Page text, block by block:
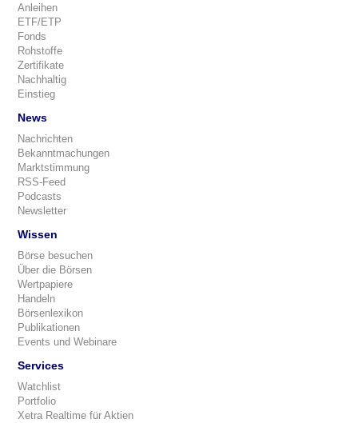
Anleihen
ETF/ETP
Fonds
Rohstoffe
Zertifikate
Nachhaltig
Einstieg
News
Nachrichten
Bekanntmachungen
Marktstimmung
RSS-Feed
Podcasts
Newsletter
Wissen
Börse besuchen
Über die Börsen
Wertpapiere
Handeln
Börsenlexikon
Publikationen
Events und Webinare
Services
Watchlist
Portfolio
Xetra Realtime für Aktien